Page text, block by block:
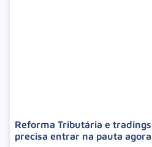
Reforma Tributária e
precisa entrar na pauta agora